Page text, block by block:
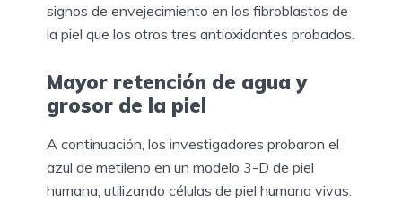
signos de envejecimiento en los fibroblastos de
la piel que los otros tres antioxidantes probados.
Mayor retención de agua y
grosor de la piel
A continuación, los investigadores probaron el
azul de metileno en un modelo 3-D de piel
humana, utilizando células de piel humana vivas.